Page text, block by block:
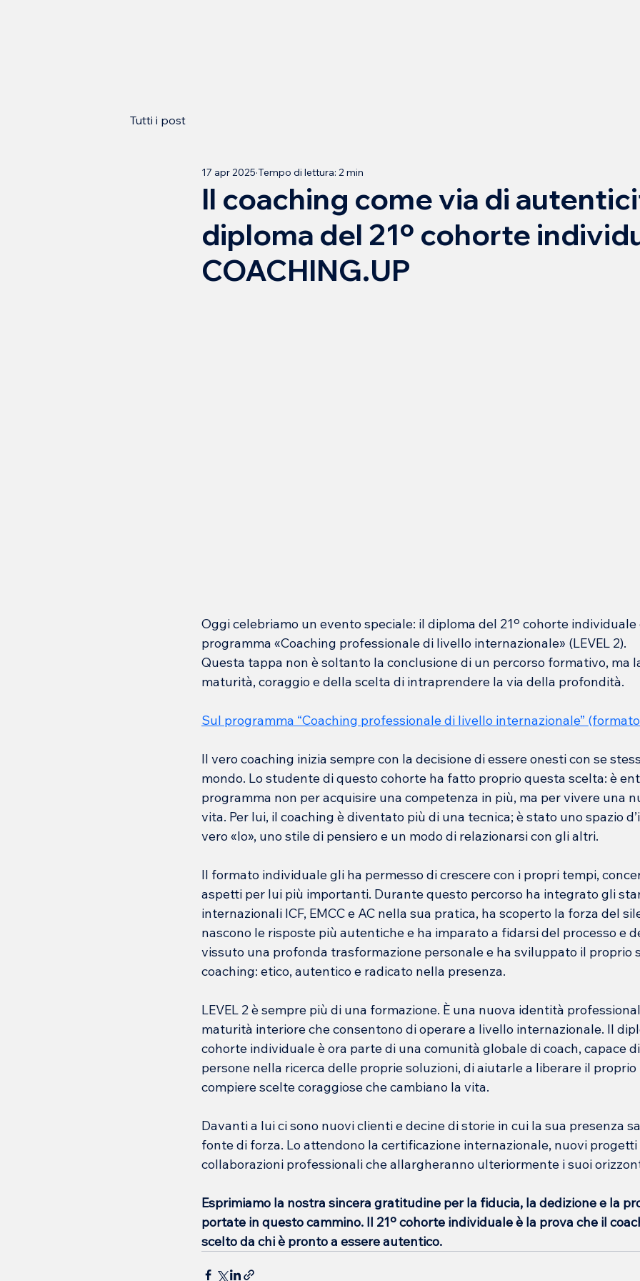
Tutti i post
Il coaching come via di
diploma del 21º cohorte
COACHING.UP
17 apr 2025 Tempo di lettura: 2 min
Oggi celebriamo un evento speciale: il diploma del 21º cohorte
programma «Coaching professionale di livello internazionale» (LEVEL 2).
Questa tappa non è soltanto la conclusione di un percorso formativo, ma
maturità, coraggio e della scelta di intraprendere la via della profondità.
Sul programma “Coaching professionale di livello internazionale”
Il vero coaching inizia sempre con la decisione di essere onesti con se
mondo. Lo studente di questo cohorte ha fatto proprio questa scelta: è
programma non per acquisire una competenza in più, ma per vivere una
vita. Per lui, il coaching è diventato più di una tecnica; è stato uno spazio
vero «Io», uno stile di pensiero e un modo di relazionarsi con gli altri.
Il formato individuale gli ha permesso di crescere con i propri tempi,
aspetti per lui più importanti. Durante questo percorso ha integrato gli
internazionali ICF, EMCC e AC nella sua pratica, ha scoperto la forza del
nascono le risposte più autentiche e ha imparato a fidarsi del processo e
vissuto una profonda trasformazione personale e ha sviluppato il proprio
coaching: etico, autentico e radicato nella presenza.
LEVEL 2 è sempre più di una formazione. È una nuova identità
maturità interiore che consentono di operare a livello internazionale. Il
cohorte individuale è ora parte di una comunità globale di coach, capace
persone nella ricerca delle proprie soluzioni, di aiutarle a liberare il
compiere scelte coraggiose che cambiano la vita.
Davanti a lui ci sono nuovi clienti e decine di storie in cui la sua presenza
fonte di forza. Lo attendono la certificazione internazionale, nuovi
collaborazioni professionali che allargheranno ulteriormente i suoi
Esprimiamo la nostra sincera gratitudine per la fiducia, la dedizione e la
portate in questo cammino. Il 21º cohorte individuale è la prova che il
scelto da chi è pronto a essere autentico.